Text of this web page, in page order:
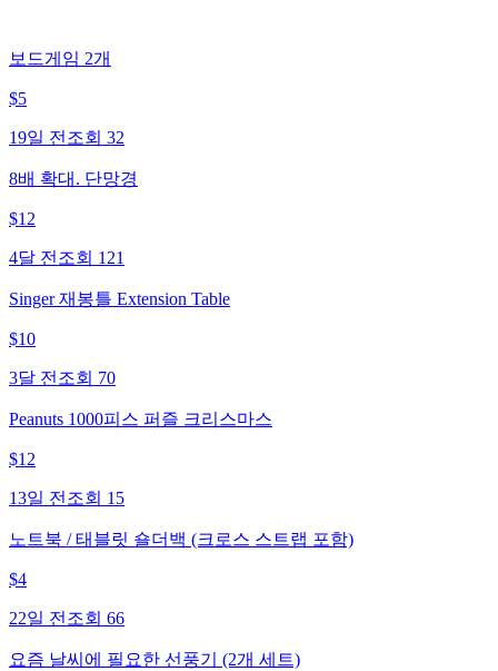
보드게임 2개
$5
19일 전 조회 32
8배 확대. 단망경
$12
4달 전 조회 121
Singer 재봉틀 Extension Table
$10
3달 전 조회 70
Peanuts 1000피스 퍼즐 크리스마스
$12
13일 전 조회 15
노트북 / 태블릿 숄더백 (크로스 스트랩 포함)
$4
22일 전 조회 66
요즘 날씨에 필요한 선풍기 (2개 세트)